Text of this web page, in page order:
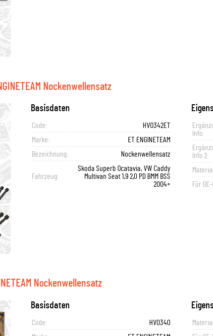
Nockenwellensatz
Basisdaten
Code:
HV0342ET
Marke:
ET ENGINETEAM
Bezeichnung:
Nockenwellensatz
Fahrzeug:
Skoda Superb Ocatavia, VW Caddy
Multivan Seat 1,9 2,0 PD BMM BSS
2004+
Info:
Info 2:
Für
Nockenwellensatz
Basisdaten
Code:
HV0340